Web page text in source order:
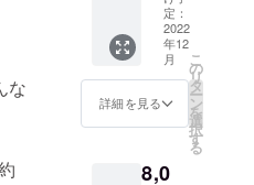
な
いただ
きま
す。
いた感
謝の気
持ち
を、ポ
スト
カード
に込め
てお届
す。 ポ
定：
2022
年12
月
詳細を見る
こ
の
リ
タ
ー
ン
を
選
択
す
る
8,0